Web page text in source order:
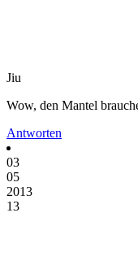
Jiu
Wow, den Mantel
Antworten
03
05
2013
13